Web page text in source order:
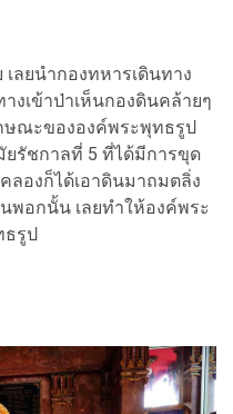
ยนำกองทหารเดินทาง
งเข้าป่าเห็นกองดินคล้ายๆ
ษณะขององค์พระพุทธรูป
รัชกาลที่ 5 ที่ได้มีการขุด
องก็ได้เอาดินมาถมตลิ่ง
พอกนั้น เลยทำให้องค์พระ
ธรูป